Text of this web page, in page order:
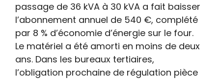
passage de 36 kVA à 30 kVA a fait baisser
l’abonnement annuel de 540 €, complété
par 8 % d’économie d’énergie sur le four.
Le matériel a été amorti en moins de deux
ans. Dans les bureaux tertiaires,
l’obligation prochaine de régulation pièce